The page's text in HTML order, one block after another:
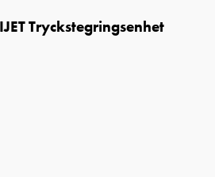
Tryckstegrings­enhet